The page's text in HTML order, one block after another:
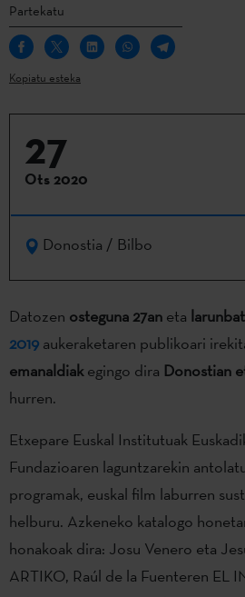
Partekatu
Kopiatu esteka
27
Ots 2020
Donostia / Bilbo
Datozen osteguna 27an eta
2019 aukeraketaren publikoari
emanaldiakegingo dira Donostian
hurren.
Etxepare Euskal Institutuak
Fundazioaren laguntzarekin
programak, euskal film laburren
helburu. Azkeneko katalogo
honakoak dira: Josu Venero eta
ARTIKO, Raúl de la Fuenteren EL